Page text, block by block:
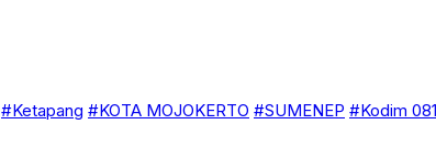
#Ketapang #KOTA MOJOKERTO #SUMENEP #Kodim